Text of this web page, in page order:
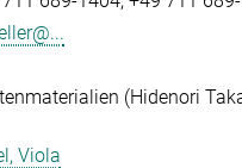
(Hidenori
Viola